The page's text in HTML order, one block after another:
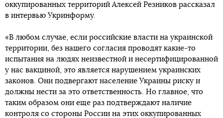
оккупированных территорий Алексей Резников рассказал
в интервью Укринформу.
«В любом случае, если российские власти на украинской
территории, без нашего согласия проводят какие-то
испытания на людях неизвестной и несертифицированной
у нас вакциной, это является нарушением украинских
законов. Они подвергают население Украины риску и
должны нести за это ответственность. Но главное, что
таким образом они еще раз подтверждают наличие
контроля со стороны России на этих оккупированных